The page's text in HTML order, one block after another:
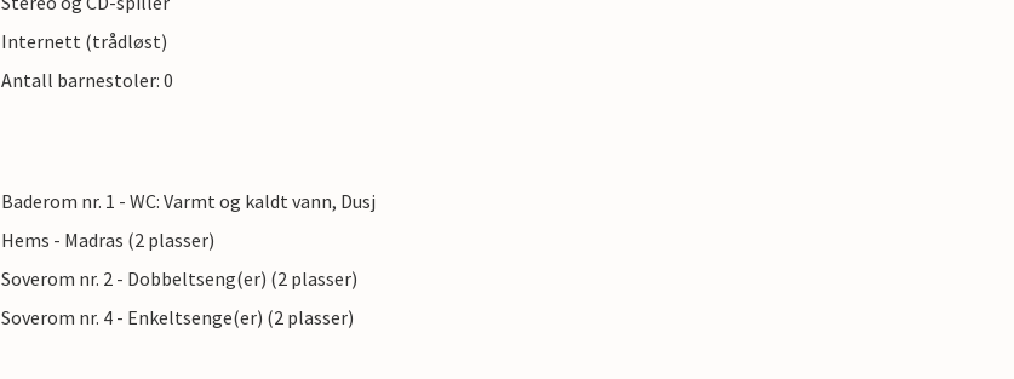
Internett (trådløst)
Antall barnestoler: 0
Baderom nr. 1 - WC: Varmt og kaldt vann, Dusj
Hems - Madras (2 plasser)
Soverom nr. 2 - Dobbeltseng(er) (2 plasser)
Soverom nr. 4 - Enkeltsenge(er) (2 plasser)